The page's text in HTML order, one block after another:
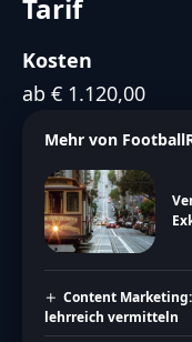
Tarif
Kosten
ab € 1.120,00
Mehr von
Content
lehrreich vermitteln